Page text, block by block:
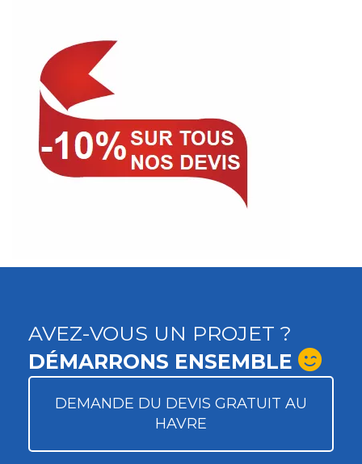
AVEZ-VOUS UN PROJET ?
DÉMARRONS ENSEMBLE
DEMANDE DU DEVIS GRATUIT AU
HAVRE